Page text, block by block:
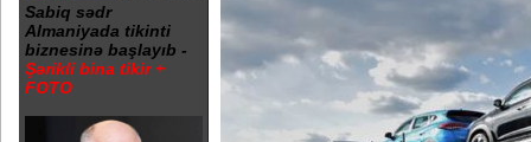
Sabiq sədr
Almaniyada tikinti
biznesinə başlayıb -
Şərikli bina tikir +
FOTO